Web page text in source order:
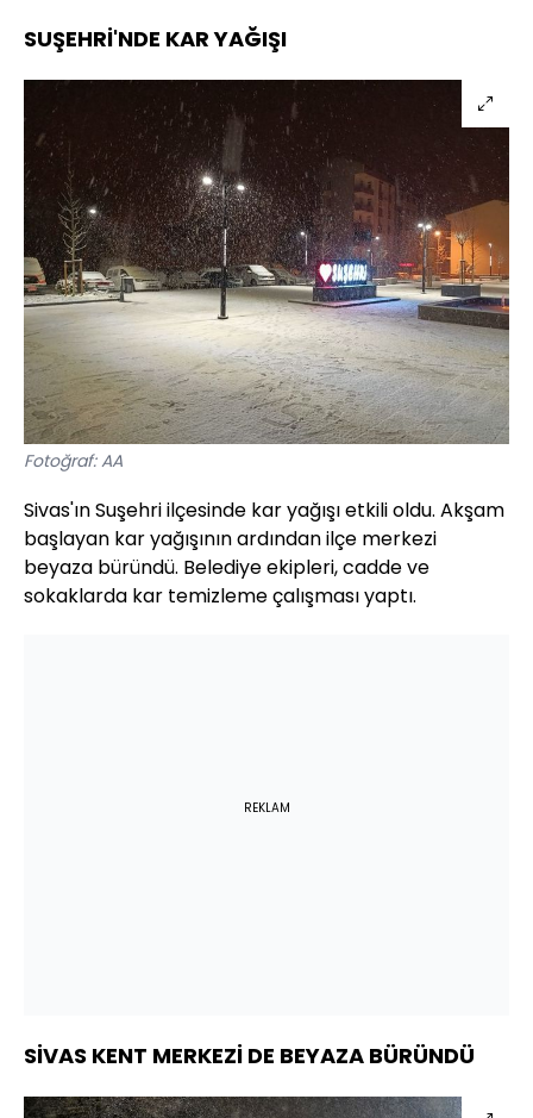
SUŞEHRİ'NDE KAR YAĞIŞI
Fotoğraf: AA
Sivas'ın Suşehri ilçesinde kar yağışı etkili oldu. Akşam
başlayan kar yağışının ardından ilçe merkezi
beyaza büründü. Belediye ekipleri, cadde ve
sokaklarda kar temizleme çalışması yaptı.
REKLAM
SİVAS KENT MERKEZİ DE BEYAZA BÜRÜNDÜ